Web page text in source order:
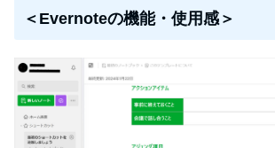
＜Evernoteの機能・使用感＞